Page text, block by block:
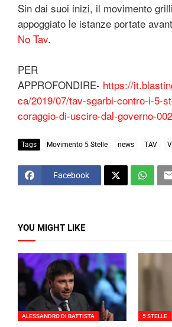
Sin dai suoi inizi, il movimento
appoggiato le istanze portate
No Tav.
PER
APPROFONDIRE- https://
ca/2019/07/tav-sgarbi-contro-i-5-
coraggio-di-uscire-dal-governo-
Tags Movimento 5 Stelle news TAV
Facebook
YOU MIGHT LIKE
ALESSANDRO DI BATTISTA 5 STELLE